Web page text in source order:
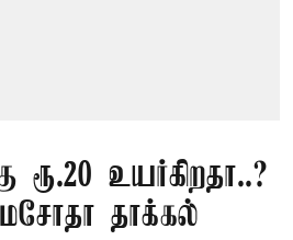
ரூ.20 உயர்கிறதா..?
தாக்கல்